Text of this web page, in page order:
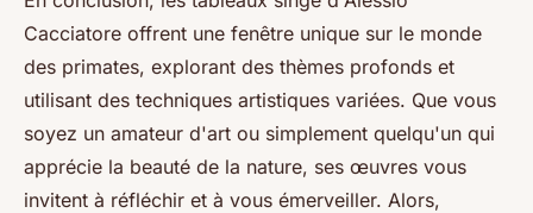
Cacciatore offrent une fenêtre unique sur le monde
des primates, explorant des thèmes profonds et
utilisant des techniques artistiques variées. Que vous
soyez un amateur d'art ou simplement quelqu'un qui
apprécie la beauté de la nature, ses œuvres vous
invitent à réfléchir et à vous émerveiller. Alors,